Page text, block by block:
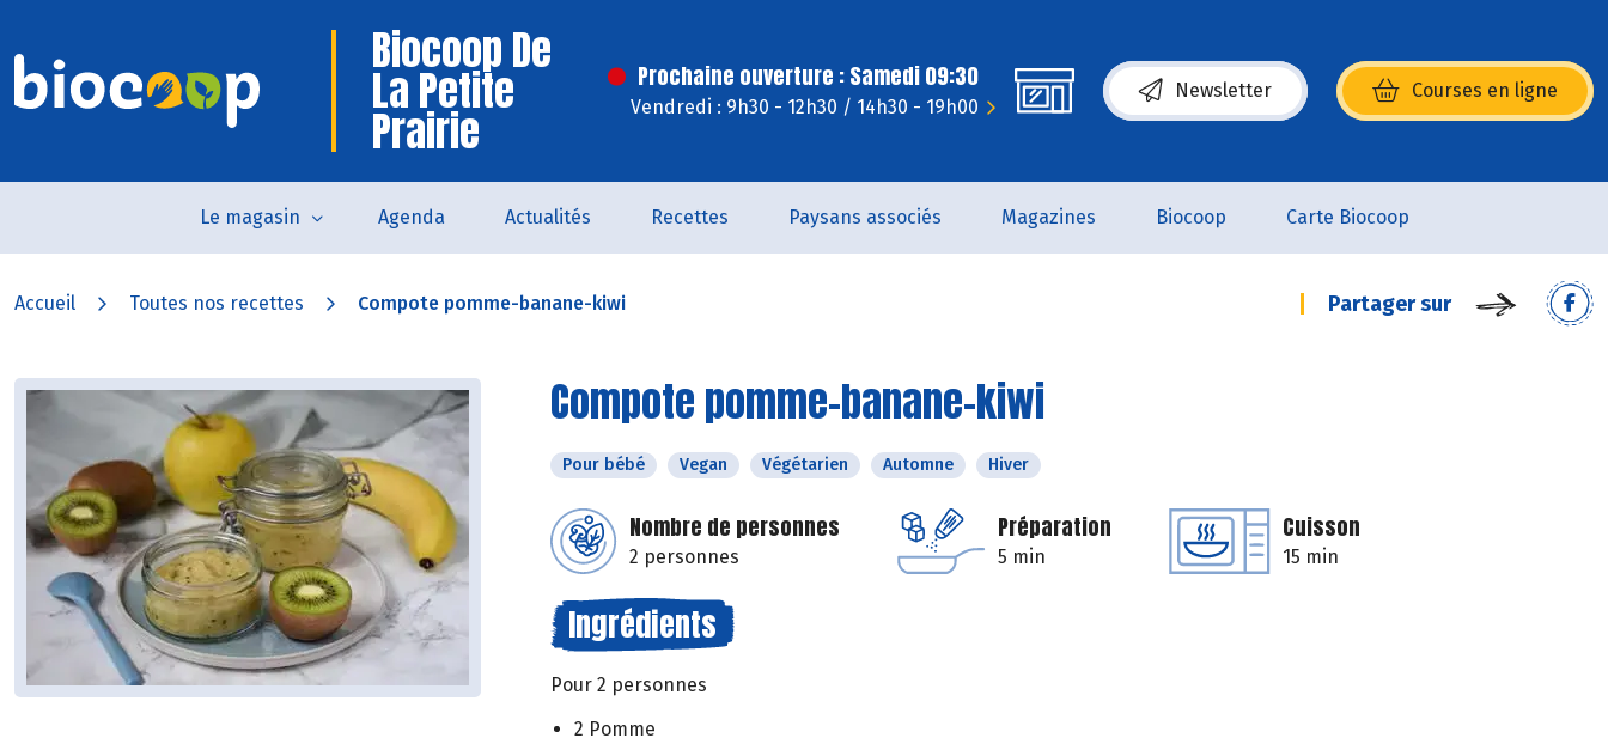
Biocoop De
La Petite
Prairie
Prochaine ouverture : Samedi 09:30
Vendredi : 9h30 - 12h30 / 14h30 - 19h00
Newsletter Courses en ligne
(s’ouvre dans une nouvelle fenêtre)
Le magasin Agenda Actualités Recettes Paysans associés Magazines Biocoop Carte Biocoop
Accueil Toutes nos recettes Compote pomme-banane-kiwi Partager sur
Compote pomme-banane-kiwi
Pour bébé Vegan Végétarien Automne Hiver
Nombre de personnes
2 personnes
Préparation
5 min
Cuisson
15 min
Ingrédients
Pour 2 personnes
2 Pomme